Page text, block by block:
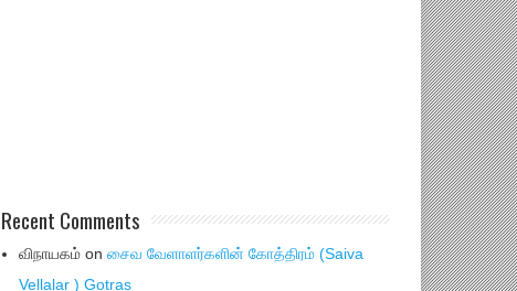
Recent Comments
விநாயகம் on சைவ வேளாளர்களின் கோத்திரம் (Saiva
Vellalar ) Gotras